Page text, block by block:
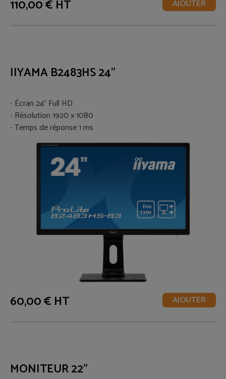
110,00 € HT AJOUTER
IIYAMA B2483HS 24"
Écran 24" Full HD
Résolution 1920 x 1080
Temps de réponse 1 ms
60,00 € HT AJOUTER
MONITEUR 22"